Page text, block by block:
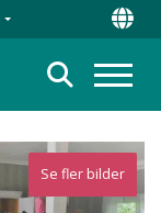
Sök
Se fler bilder